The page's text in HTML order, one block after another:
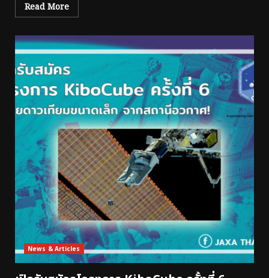
Read More
News & Articles